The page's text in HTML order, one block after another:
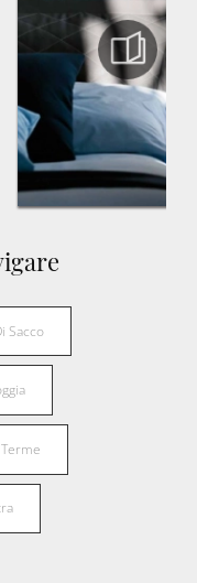
Sacco